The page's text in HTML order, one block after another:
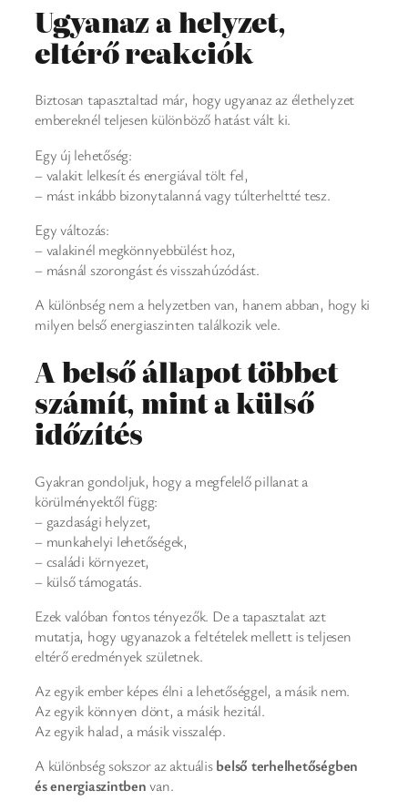
Ugyanaz a helyzet,
eltérő reakciók
Biztosan tapasztaltad már, hogy ugyanaz az élethelyzet
embereknél teljesen különböző hatást vált ki.
Egy új lehetőség:
– valakit lelkesít és energiával tölt fel,
– mást inkább bizonytalanná vagy túlterheltté tesz.
Egy változás:
– valakinél megkönnyebbülést hoz,
– másnál szorongást és visszahúzódást.
A különbség nem a helyzetben van, hanem abban, hogy ki
milyen belső energiaszinten találkozik vele.
A belső állapot többet
számít, mint a külső
időzítés
Gyakran gondoljuk, hogy a megfelelő pillanat a
körülményektől függ:
– gazdasági helyzet,
– munkahelyi lehetőségek,
– családi környezet,
– külső támogatás.
Ezek valóban fontos tényezők. De a tapasztalat azt
mutatja, hogy ugyanazok a feltételek mellett is teljesen
eltérő eredmények születnek.
Az egyik ember képes élni a lehetőséggel, a másik nem.
Az egyik könnyen dönt, a másik hezitál.
Az egyik halad, a másik visszalép.
A különbség sokszor az aktuálisbelső terhelhetőségben
és energiaszintbenvan.